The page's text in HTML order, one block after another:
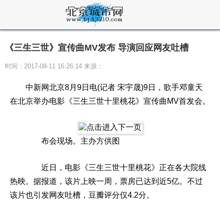
《三生三世》宣传曲MV发布 导演回应网友吐槽
时间：2017-08-11 16:26:14 来源：
中新网北京8月9日电(记者 宋宇晟)9日，歌手邓童天
在北京举办电影《三生三世十里桃花》宣传曲MV首发会。
布会现场。主办方供图
近日，电影《三生三世十里桃花》正在各大院线
热映。据报道，该片上映一周，票房已达到近5亿。不过
该片也引发网友吐槽，豆瓣评分仅4.2分。